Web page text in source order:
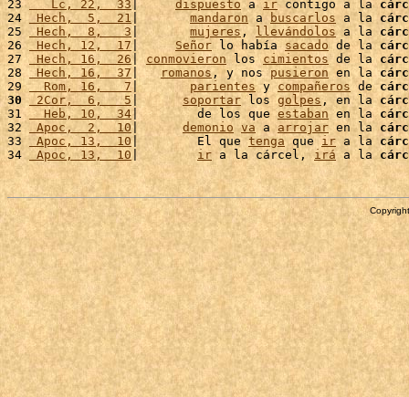
23
   Lc, 22,  33
| dispuesto a ir contigo a la
24 Hech,  5,  21 | mandaron a buscarlos a la
25
Hech,  8,   3 | mujeres , llevándolos a la
26 Hech, 12,  17 | Señor lo había sacado de la
27
Hech, 16,  26| conmovieron los cimientos de la
28 Hech, 16,  37 | romanos, y nos pusieron en la
29
  Rom, 16,   7
| parientes y compañeros de
30
2Cor,  6,   5| soportar los golpes , en la
31
  Heb, 10,  34
|        de los que estaban en la
32
Apoc,  2,  10| demonio va a arrojar en la
33
Apoc, 13,  10|        El que tenga que ir a la
34 Apoc, 13,  10 | ir a la cárcel, irá a la